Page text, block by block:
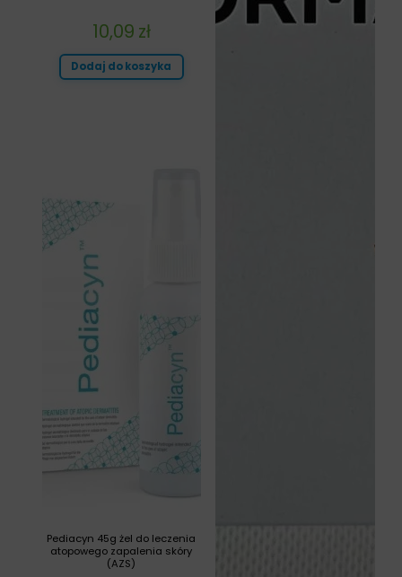
10,09 zł
Dodaj do koszyka
Pediacyn 45g żel do leczenia
atopowego zapalenia skóry
(AZS)